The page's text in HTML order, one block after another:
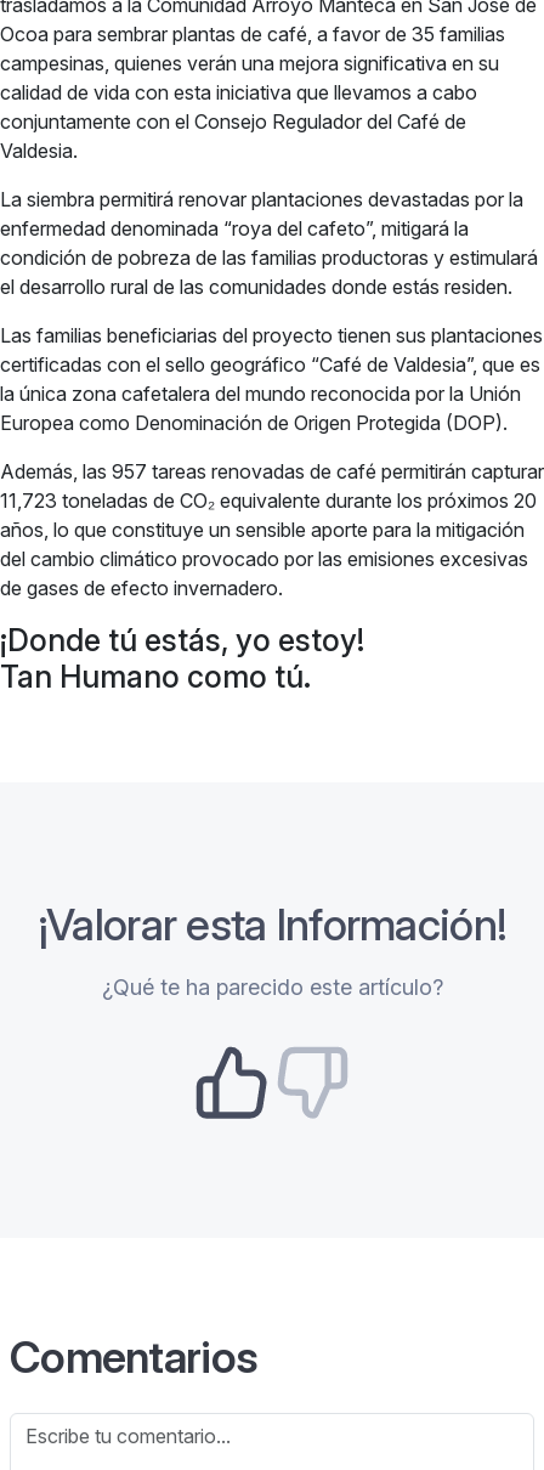
trasladamos a la Comunidad Arroyo Manteca en San José de
Ocoa para sembrar plantas de café, a favor de 35 familias
campesinas, quienes verán una mejora significativa en su
calidad de vida con esta iniciativa que llevamos a cabo
conjuntamente con el Consejo Regulador del Café de
Valdesia.
La siembra permitirá renovar plantaciones devastadas por la
enfermedad denominada “roya del cafeto”, mitigará la
condición de pobreza de las familias productoras y estimulará
el desarrollo rural de las comunidades donde estás residen.
Las familias beneficiarias del proyecto tienen sus plantaciones
certificadas con el sello geográfico “Café de Valdesia”, que es
la única zona cafetalera del mundo reconocida por la Unión
Europea como Denominación de Origen Protegida (DOP).
Además, las 957 tareas renovadas de café permitirán capturar
11,723 toneladas de CO₂ equivalente durante los próximos 20
años, lo que constituye un sensible aporte para la mitigación
del cambio climático provocado por las emisiones excesivas
de gases de efecto invernadero.
¡Donde tú estás, yo estoy!
Tan Humano como tú.
¡Valorar esta Información!
¿Qué te ha parecido este artículo?
Comentarios